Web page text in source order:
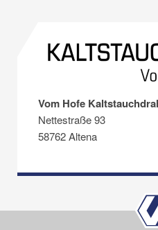
Vom Hofe
Nettestraße 93
58762 Altena